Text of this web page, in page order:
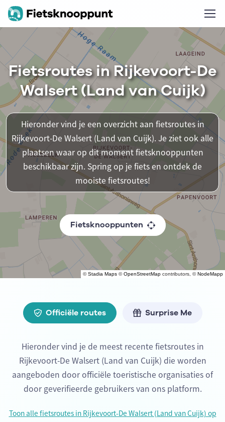
©Stadia Maps ©OpenStreetMap contributors, ©NodeMapp
Fietsroutes in Rijkevoort-De
Walsert (Land van Cuijk)
Hieronder vind je een overzicht aan fietsroutes in
Rijkevoort-De Walsert (Land van Cuijk). Je ziet ook alle
plaatsen waar op dit moment fietsknooppunten
beschikbaar zijn. Spring op je fiets en ontdek de
mooiste fietsroutes!
Fietsknooppunten
Officiële routes Surprise Me
Hieronder vind je de meest recente fietsroutes in
Rijkevoort-De Walsert (Land van Cuijk) die worden
aangeboden door officiële toeristische organisaties of
door geverifieerde gebruikers van ons platform.
Toon alle fietsroutes in Rijkevoort-De Walsert (Land van Cuijk) op